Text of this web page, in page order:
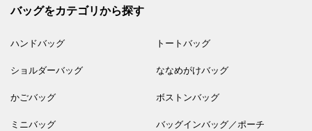
バッグをカテゴリから探す
ハンドバッグ トートバッグ
ショルダーバッグ ななめがけバッグ
かごバッグ ボストンバッグ
ミニバッグ バッグインバッグ／ポーチ